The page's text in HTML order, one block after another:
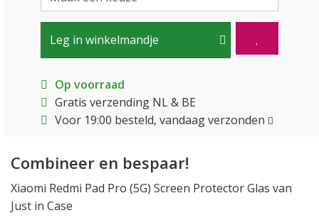
Leg in winkelmandje
Op voorraad
Gratis verzending NL & BE
Voor 19:00 besteld, vandaag verzonden
Combineer en bespaar!
Xiaomi Redmi Pad Pro (5G) Screen Protector Glas van
Just in Case